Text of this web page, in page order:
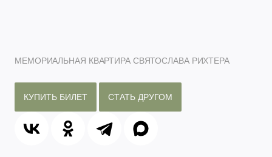
МЕМОРИАЛЬНАЯ КВАРТИРА СВЯТОСЛАВА РИХТЕРА
КУПИТЬ БИЛЕТ СТАТЬ ДРУГОМ